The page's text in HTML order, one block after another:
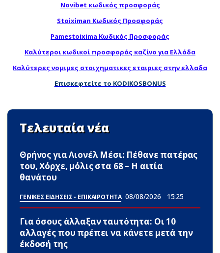
Novibet κωδικός προσφοράς
Stoiximan Κωδικός Προσφοράς
Pamestoixima Κωδικός Προσφοράς
Καλύτεροι κωδικοί προσφοράς καζίνο για Ελλάδα
Καλύτερες νομιμες στοιχηματικες εταιριες στην ελλαδα
Επισκεφτείτε το KODIKOSBONUS
Τελευταία νέα
Θρήνος για Λιονέλ Μέσι: Πέθαvε πατέpας
του, Χόρχε, μόλις στα 68 – Η αιτία
θανάτου
ΓΕΝΙΚΕΣ ΕΙΔΗΣΕΙΣ - ΕΠΙΚΑΙΡΟΤΗΤΑ 08/08/2026 15:25
Για όσους άλλαξαν ταuτότητα: Οι 10
αλλαγές που πρέπει να κάνετε μετά την
έκδοσή της